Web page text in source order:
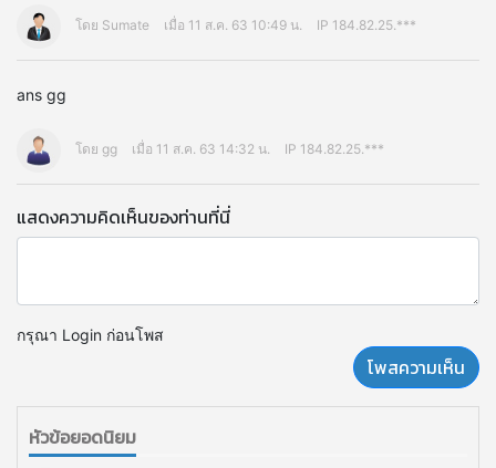
โดย Sumate เมื่อ 11 ส.ค. 63 10:49 น. IP 184.82.25.***
ans gg
โดย gg เมื่อ 11 ส.ค. 63 14:32 น. IP 184.82.25.***
แสดงความคิดเห็นของท่านที่นี่
กรุณา Login ก่อนโพส
หัวข้อยอดนิยม